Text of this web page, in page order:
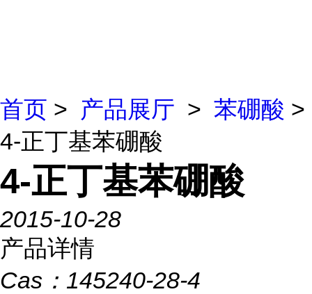
首页 > 产品展厅 > 苯硼酸 >
4-正丁基苯硼酸
4-正丁基苯硼酸
2015-10-28
产品详情
Cas： 145240-28-4